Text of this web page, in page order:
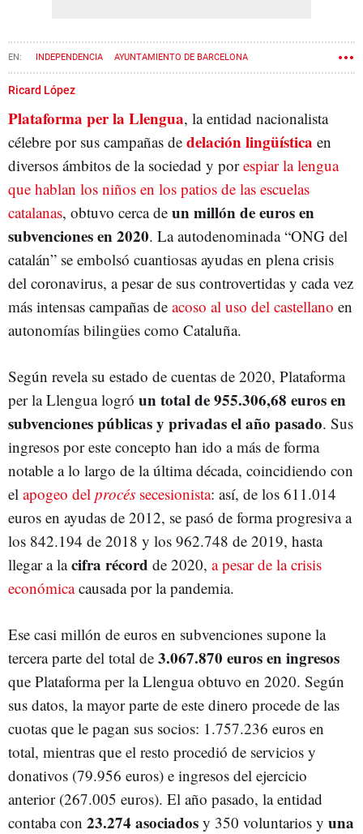
INDEPENDENCIA AYUNTAMIENTO DE BARCELONA
GENERALITAT DE CATALUÑA
LENGUA CATALANA LENGUA CASTELLANA PROCÉS SUBVENCIONES
DIPUTACIÓN DE BARCELONA GOVERN PLATAFORMA PER LA LLENGUA
GENERALITAT VALENCIANA
Ricard López
Plataforma per la Llengua, la entidad nacionalista
célebre por sus campañas de delación lingüística en
diversos ámbitos de la sociedad y porespiar la lengua
que hablan los niños en los patios de las escuelas
catalanas, obtuvo cerca de un millón de euros en
subvenciones en 2020. La autodenominada “ONG del
catalán” se embolsó cuantiosas ayudas en plena crisis
del coronavirus, a pesar de sus controvertidas y cada vez
más intensas campañas de acoso al uso del castellano en
autonomías bilingües como Cataluña.
Según revela su estado de cuentas de 2020, Plataforma
per la Llengua logró un total de 955.306,68 euros en
subvenciones públicas y privadas el año pasado. Sus
ingresos por este concepto han ido a más de forma
notable a lo largo de la última década, coincidiendo con
el apogeo del procés secesionista: así, de los 611.014
euros en ayudas de 2012, se pasó de forma progresiva a
los 842.194 de 2018 y los 962.748 de 2019, hasta
llegar a lacifra récord de 2020, a pesar de la crisis
económicacausada por la pandemia.
Ese casi millón de euros en subvenciones supone la
tercera parte del total de 3.067.870 euros en ingresos
que Plataforma per la Llengua obtuvo en 2020. Según
sus datos, la mayor parte de este dinero procede de las
cuotas que le pagan sus socios: 1.757.236 euros en
total, mientras que el resto procedió de servicios y
donativos (79.956 euros) e ingresos del ejercicio
anterior (267.005 euros). El año pasado, la entidad
contaba con 23.274 asociados y 350 voluntarios y una